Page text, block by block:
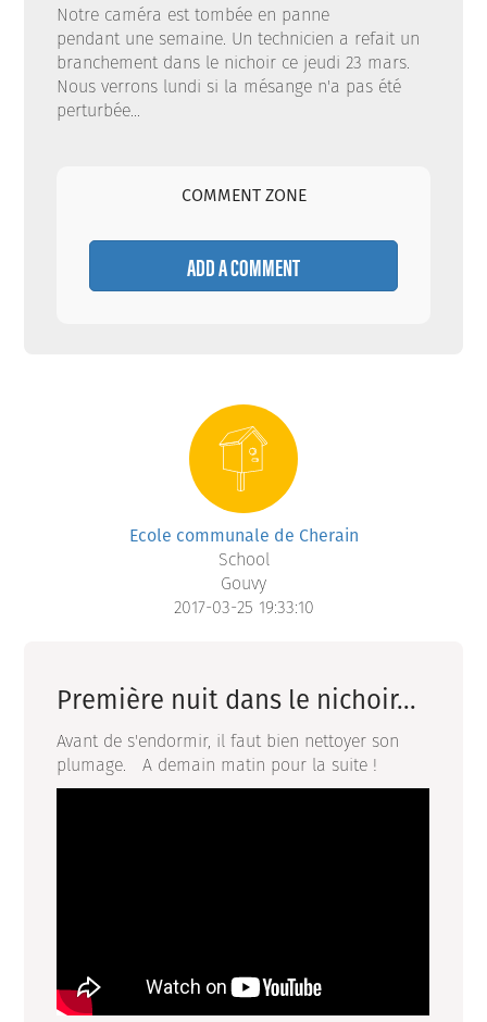
Notre caméra est tombée en panne
pendant une semaine. Un technicien a refait un
branchement dans le nichoir ce jeudi 23 mars.
Nous verrons lundi si la mésange n'a pas été
perturbée...
COMMENT ZONE
ADD A COMMENT
Ecole communale de Cherain
School
Gouvy
2017-03-25 19:33:10
Première nuit dans le nichoir...
Avant de s'endormir, il faut bien nettoyer son
plumage. A demain matin pour la suite !